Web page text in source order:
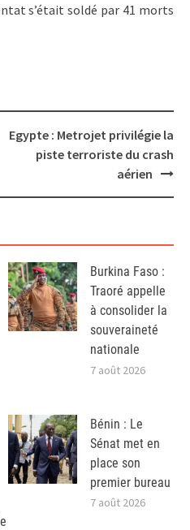
s’était soldé par 41 morts
Egypte : Metrojet privilégie la
piste terroriste du crash
aérien
Burkina Faso :
Traoré appelle
à consolider la
souveraineté
nationale
7 août 2026
Bénin : Le
Sénat met en
place son
premier bureau
7 août 2026